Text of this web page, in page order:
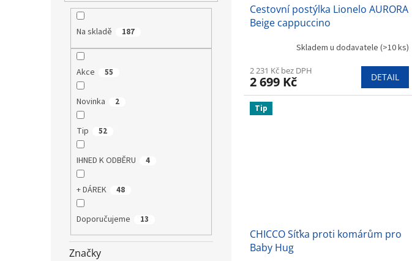
Na skladě 187
Akce 55
Novinka 2
Tip 52
IHNED K ODBĚRU 4
+ DÁREK 48
Doporučujeme 13
Značky
Cestovní postýlka Lionelo AURORA
Beige cappuccino
Skladem u dodavatele (>10 ks)
2 231 Kč bez DPH
2 699 Kč DETAIL
Tip
CHICCO Síťka proti komárům pro
Baby Hug